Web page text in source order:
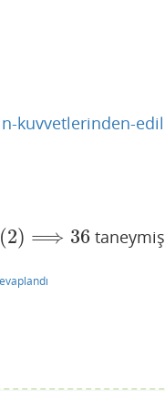
kuvvetlerinden-
(2) ⟹ 36
36 taneymiş